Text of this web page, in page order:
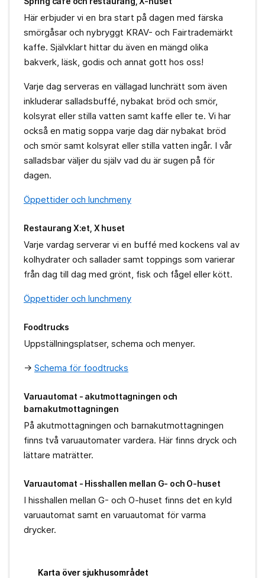
Här erbjuder vi en bra start på dagen med färska
smörgåsar och nybryggt KRAV- och Fairtrademärkt
kaffe. Självklart hittar du även en mängd olika
bakverk, läsk, godis och annat gott hos oss!
Varje dag serveras en vällagad lunchrätt som även
inkluderar salladsbuffé, nybakat bröd och smör,
kolsyrat eller stilla vatten samt kaffe eller te. Vi har
också en matig soppa varje dag där nybakat bröd
och smör samt kolsyrat eller stilla vatten ingår. I vår
salladsbar väljer du själv vad du är sugen på för
dagen.
Öppettider och lunchmeny
Restaurang X:et, X huset
Varje vardag serverar vi en buffé med kockens val av
kolhydrater och sallader samt toppings som varierar
från dag till dag med grönt, fisk och fågel eller kött.
Öppettider och lunchmeny
Foodtrucks
Uppställningsplatser, schema och menyer.
-> Schema för foodtrucks
Varuautomat - akutmottagningen och
barnakutmottagningen
På akutmottagningen och barnakutmottagningen
finns två varuautomater vardera. Här finns dryck och
lättare maträtter.
Varuautomat - Hisshallen mellan G- och O-huset
I hisshallen mellan G- och O-huset finns det en kyld
varuautomat samt en varuautomat för varma
drycker.
Karta över sjukhusområdet